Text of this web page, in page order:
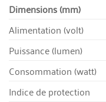
Dimensions (mm)
Alimentation (volt)
Puissance (lumen)
Consommation (watt)
Indice de protection